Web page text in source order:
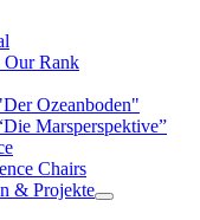
Our Rank
Ozeanboden"
Marsperspektive”
Chairs
& Projekte